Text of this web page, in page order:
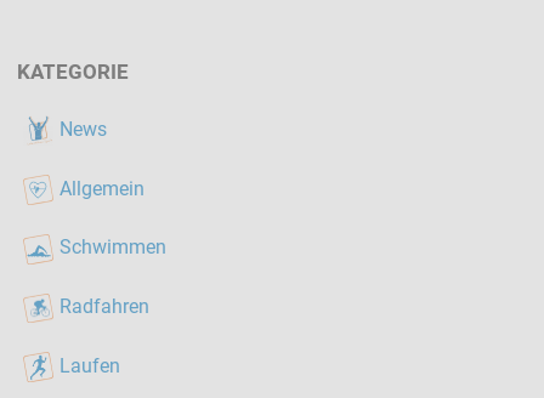
KATEGORIE
News
Allgemein
Schwimmen
Radfahren
Laufen